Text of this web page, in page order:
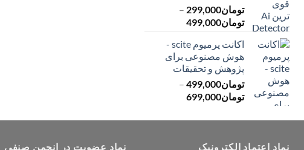
تومان299,000
–
تومان499,000محدوده
تا
تومان499,000
اکانت پرمیوم scite -
هوش مصنوعی برای
پژوهش و تحقیقات
تومان499,000
–
تومان699,000محدوده
تومان499,000
نماد اعتماد الکترونیک نماد عضویت در انجمن صنفی